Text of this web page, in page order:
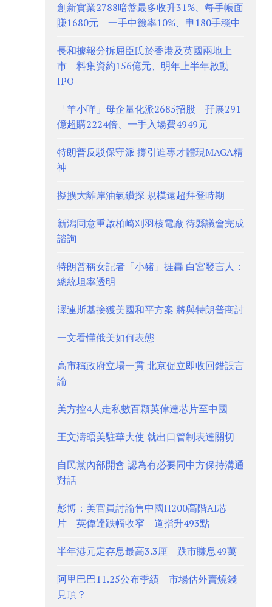
創新實業2788暗盤最多收升31%、每手帳面
賺1680元 一手中籤率10%、申180手穩中
長和據報分拆屈臣氏於香港及英國兩地上
市 料集資約156億元、明年上半年啟動
IPO
「羊小咩」母企量化派2685招股 孖展291
億超購2224倍、一手入場費4949元
特朗普反駁保守派 撐引進專才體現MAGA精
神
擬擴大離岸油氣鑽探 規模遠超拜登時期
新潟同意重啟柏崎刈羽核電廠 待縣議會完成
諮詢
特朗普稱女記者「小豬」捱轟 白宮發言人：
總統坦率透明
澤連斯基接獲美國和平方案 將與特朗普商討
一文看懂俄美如何表態
高市稱政府立場一貫 北京促立即收回錯誤言
論
美方控4人走私數百顆英偉達芯片至中國
王文濤晤美駐華大使 就出口管制表達關切
自民黨內部開會 認為有必要同中方保持溝通
對話
彭博：美官員討論售中國H200高階AI芯
片 英偉達跌幅收窄 道指升493點
半年港元定存息最高3.3厘 跌市賺息49萬
阿里巴巴11.25公布季績 市場估外賣燒錢
見頂？